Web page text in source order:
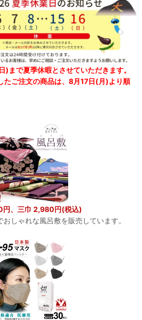
で夏季休暇とさせていただきます。
たご注文の商品は、8月17日(月)より順
円、三巾 2,980円(税込)
しゃれな風呂敷を販売しています。